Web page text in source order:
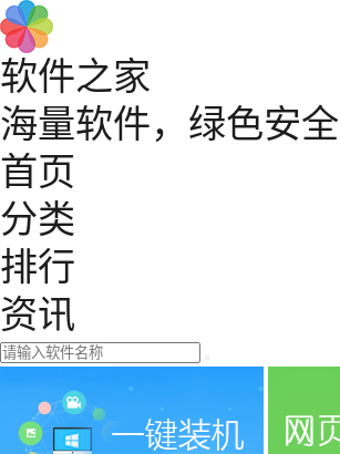
软件之家
海量软件，绿色安全
首页
分类
排行
资讯